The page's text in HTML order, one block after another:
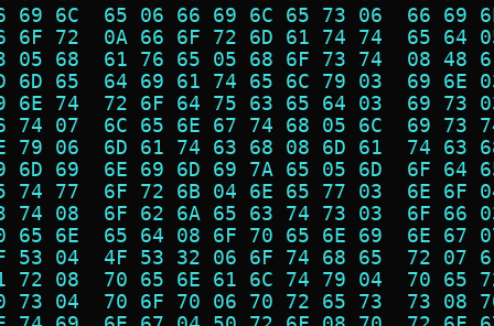
69 6C  65 06 66 69 6C 65 73 06  66
6F 72  0A 66 6F 72 6D 61 74 74  65
05 68  61 76 65 05 68 6F 73 74  08
6D 65  64 69 61 74 65 6C 79 03  69
6E 74  72 6F 64 75 63 65 64 03  69
74 07  6C 65 6E 67 74 68 05 6C  69
79 06  6D 61 74 63 68 08 6D 61  74
6D 69  6E 69 6D 69 7A 65 05 6D  6F
74 77  6F 72 6B 04 6E 65 77 03  6E
74 08  6F 62 6A 65 63 74 73 03  6F
65 6E  65 64 08 6F 70 65 6E 69  6E
53 04  4F 53 32 06 6F 74 68 65  72
72 08  70 65 6E 61 6C 74 79 04  70
73 04  70 6F 70 06 70 72 65 73  73